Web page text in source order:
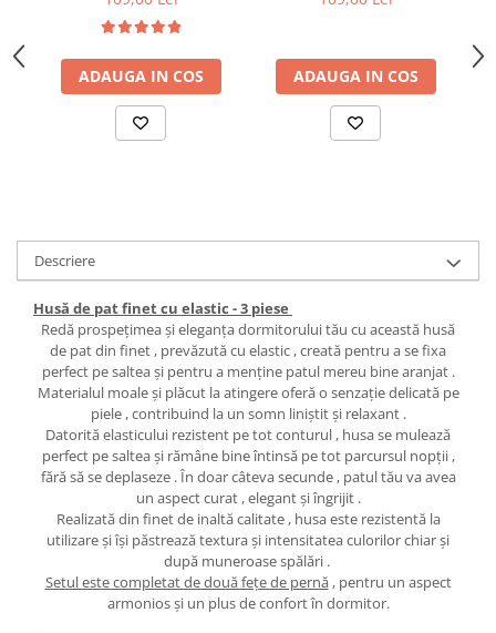
ADAUGA IN COS ADAUGA IN COS
Descriere
Husă de pat finet cu elastic - 3 piese
Redă prospețimea și eleganța dormitorului tău cu această husă
de pat din finet , prevăzută cu elastic , creată pentru a se fixa
perfect pe saltea și pentru a menține patul mereu bine aranjat .
Materialul moale și plăcut la atingere oferă o senzație delicată pe
piele , contribuind la un somn liniștit și relaxant .
Datorită elasticului rezistent pe tot conturul , husa se mulează
perfect pe saltea și rămâne bine întinsă pe tot parcursul nopții ,
fără să se deplaseze . În doar câteva secunde , patul tău va avea
un aspect curat , elegant și îngrijit .
Realizată din finet de inaltă calitate , husa este rezistentă la
utilizare și își păstrează textura și intensitatea culorilor chiar și
după muneroase spălări .
Setul este completat de două fețe de pernă, pentru un aspect
armonios și un plus de confort în dormitor.